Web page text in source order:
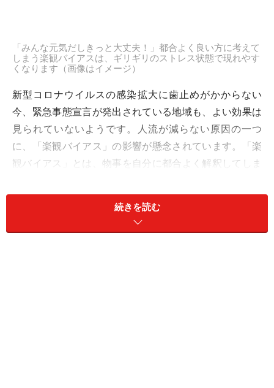
「みんな元気だしきっと大丈夫！」都合よく良い方に考えて
しまう楽観バイアスは、ギリギリのストレス状態で現れやす
くなります（画像はイメージ）
新型コロナウイルスの感染拡大に歯止めがかからない
今、緊急事態宣言が発出されている地域も、よい効果は
見られていないようです。人流が減らない原因の一つ
に、「楽観バイアス」の影響が懸念されています。「楽
観バイアス」とは、物事を自分に都合よく解釈してしま
はなんとかなるだろう」などと楽観的に解釈しすぎてし
続きを読む